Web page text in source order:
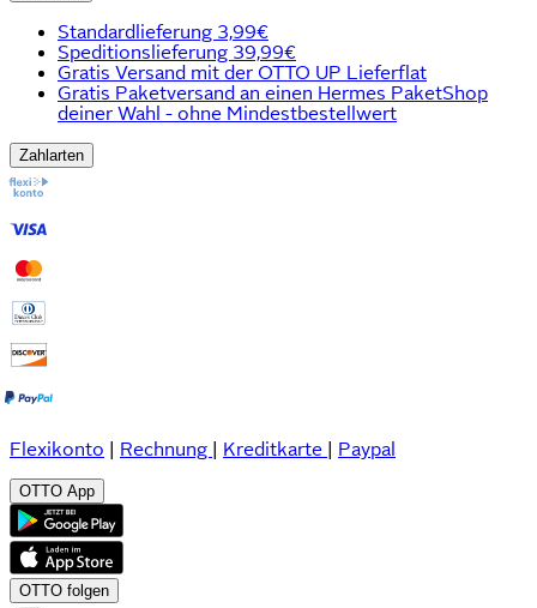
Standardlieferung 3,99€
Speditionslieferung 39,99€
Gratis Versand mit der OTTO UP Lieferflat
Gratis Paketversand an einen Hermes PaketShop
deiner Wahl - ohne Mindestbestellwert
Zahlarten
Flexikonto Rechnung Kreditkarte Paypal
OTTO App
OTTO folgen